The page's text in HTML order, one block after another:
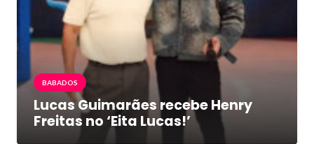
BABADOS
Lucas Guimarães recebe Henry
Freitas no ‘Eita Lucas!’